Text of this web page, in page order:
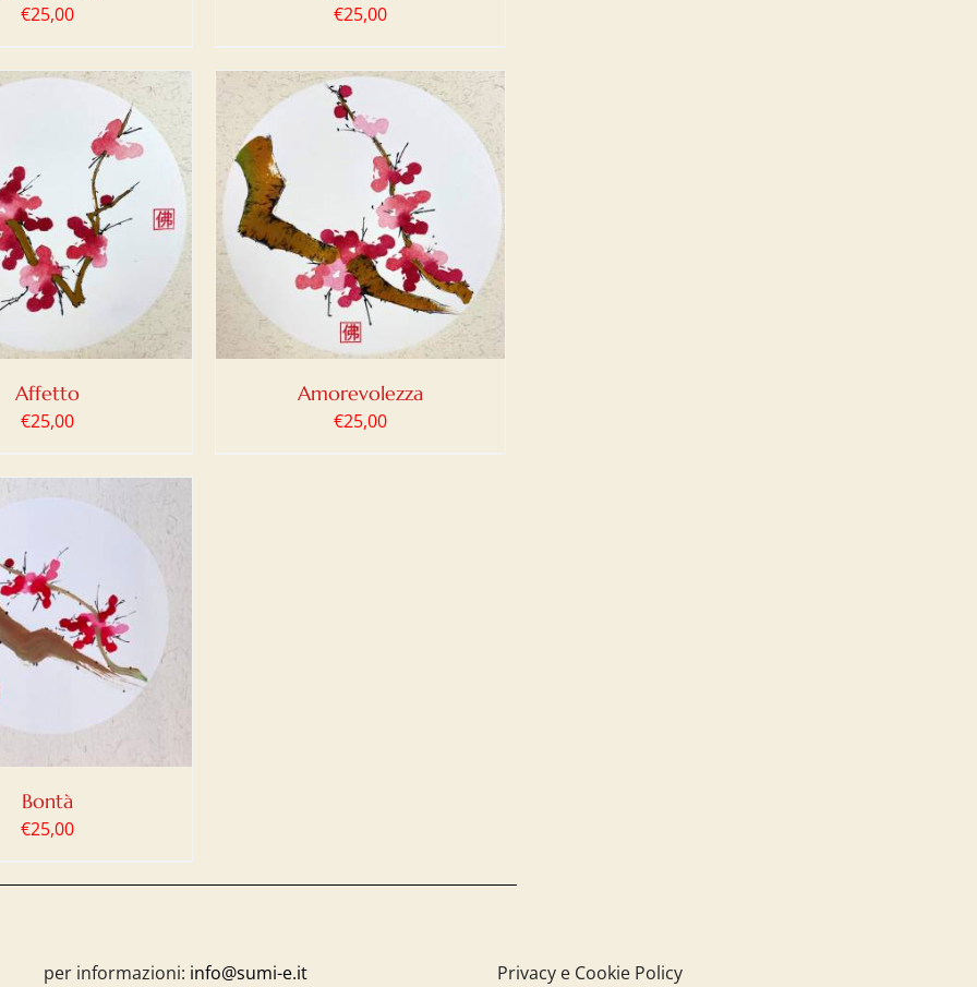
€25,00 €25,00
Affetto
€25,00
AL CARRELLO
/
DETTAGLI
Amorevolezza
€25,00
Bontà
€25,00
per informazioni: info@sumi-e.it Privacy e Cookie Policy